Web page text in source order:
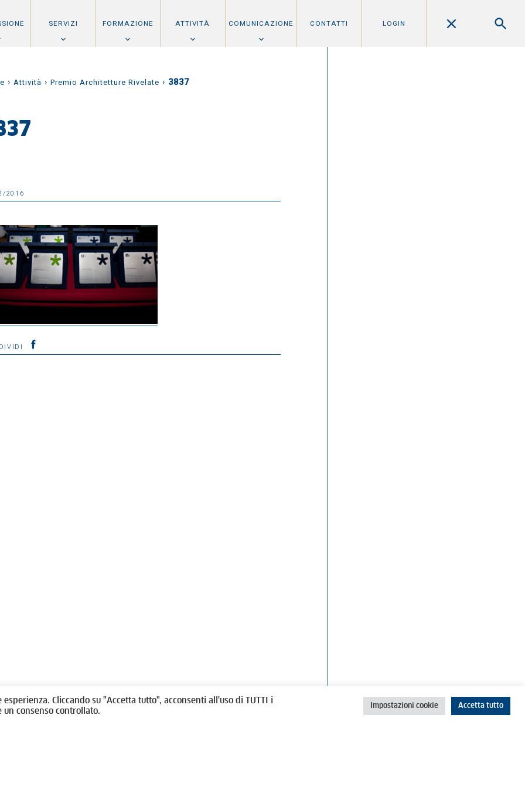
SERVIZI FORMAZIONE ATTIVITÀ COMUNICAZIONE CONTATTI LOGIN
› Attività › Premio Architetture Rivelate › 3837
2016
Cliccando su "Accetta tutto", acconsenti all'uso di TUTTI i
consenso controllato.
Impostazioni cookie Accetta tutto